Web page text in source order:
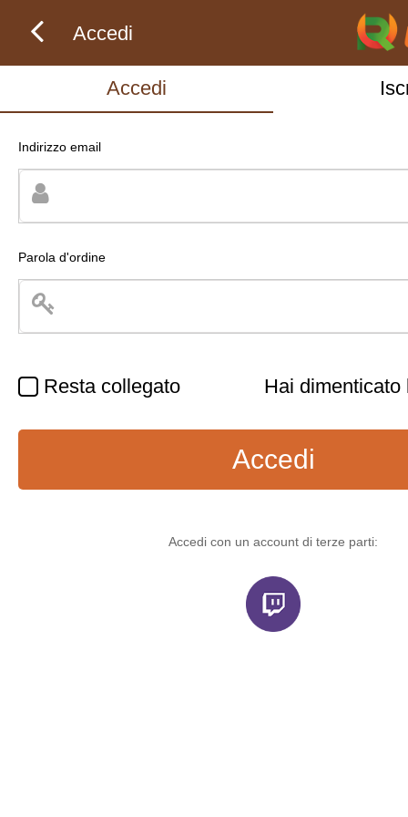
Accedi
Accedi
Indirizzo email
Parola d'ordine
Resta collegato Hai dimenticato
Accedi
Accedi con un account di terze parti: